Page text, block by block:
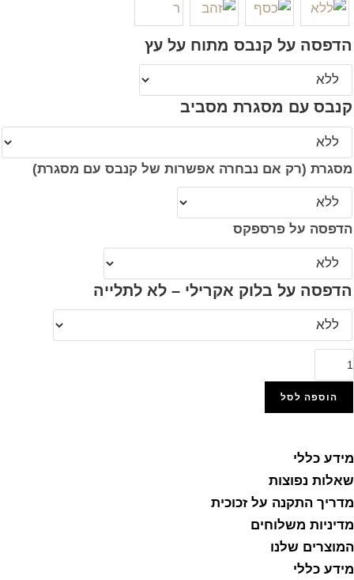
הדפסה על קנבס מתוח על עץ
קנבס עם מסגרת מסביב
מסגרת (רק אם נבחרה אפשרות של קנבס עם מסגרת)
הדפסה על פרספקס
הדפסה על בלוק אקרילי – לא לתלייה
5106
–
של
הרב
אהרן
יהודה
להדפסה
הוספה לסל
מידע כללי
שאלות נפוצות
מדריך התקנה על זכוכית
מדיניות משלוחים
המוצרים שלנו
מידע כללי